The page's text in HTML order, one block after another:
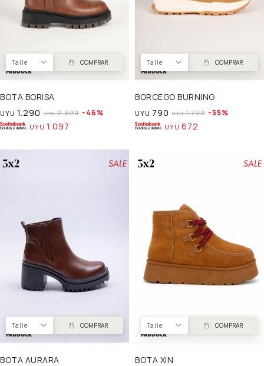
Talle COMPRAR
BOTA BORISA
UYU 1.290 UYU 2.390 46
UYU 1.097
Talle COMPRAR
BORCEGO BURNING
UYU 790 UYU 1.790 55
UYU 672
Talle COMPRAR
BOTA AURARA
Talle COMPRAR
BOTA XIN